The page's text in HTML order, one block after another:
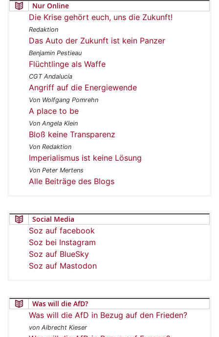
Nur Online
Die Krise gehört euch, uns die Zukunft!
Redaktion
Das Auto der Zukunft ist kein Panzer
Benjamin Pestieau
Flüchtlinge als Waffe
CGT Andalucía
Angriff auf die Energiewende
Von Wolfgang Pomrehn
A place to be
Von Angela Klein
Bloß keine Transparenz
Von Redaktion
Imperialismus ist keine Lösung
Von Peter Mertens
Alle Beiträge des Blogs
Social Media
Soz auf facebook
Soz bei Instagram
Soz auf BlueSky
Soz auf Mastodon
Was will die AfD?
Was will die AfD in Bezug auf den Frieden?
von Albrecht Kieser